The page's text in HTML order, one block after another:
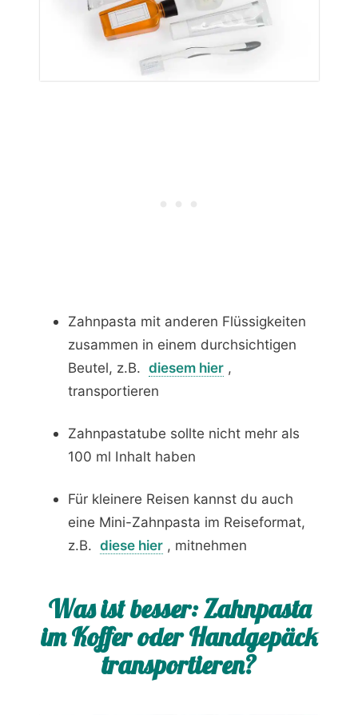
Zahnpasta mit anderen Flüssigkeiten
zusammen in einem durchsichtigen
Beutel, z.B. diesem hier ,
transportieren
Zahnpastatube sollte nicht mehr als
100 ml Inhalt haben
Für kleinere Reisen kannst du auch
eine Mini-Zahnpasta im Reiseformat,
z.B. diese hier , mitnehmen
Was ist besser: Zahnpasta
im Koffer oder Handgepäck
transportieren?